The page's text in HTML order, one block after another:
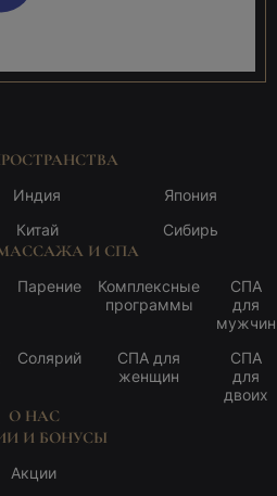
Индия
Китай
Япония
Сибирь
И СПА
Парение
Солярий
Комплексные
программы
СПА для
женщин
СПА
для
мужчин
СПА
для
двоих
О НАС
И БОНУСЫ
Акции